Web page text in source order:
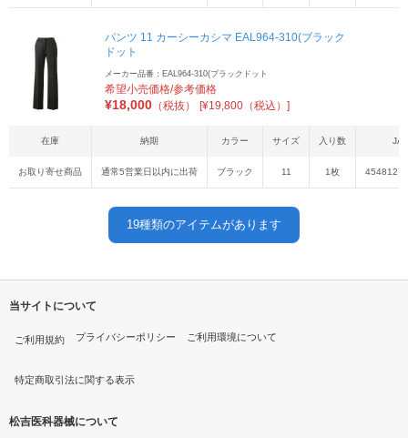
パンツ 11 カーシーカシマ EAL964-310(ブラック
ドット
メーカー品番：EAL964-310(ブラックドット
希望小売価格/参考価格
¥18,000 （税抜） [¥19,800（税込）]
在庫 納期 カラー サイズ 入り数
お取り寄せ商品 通常5営業日以内に出荷 ブラック 11 1枚
19種類のアイテムがあります
当サイトについて
ご利用規約 プライバシーポリシー ご利用環境について
特定商取引法に関する表示
松吉医科器械について